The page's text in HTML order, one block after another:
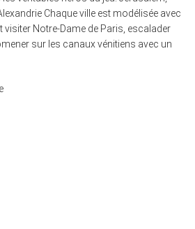
Chaque ville est modélisée avec
visiter Notre-Dame de Paris, escalader
sur les canaux vénitiens avec un